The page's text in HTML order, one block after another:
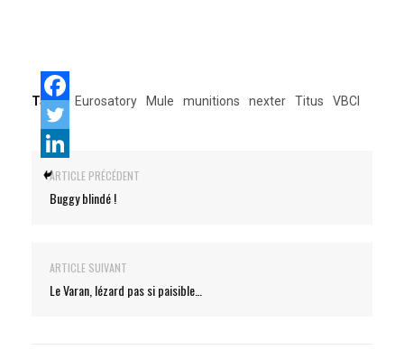
Tags: Eurosatory Mule munitions nexter Titus VBCI
ARTICLE PRÉCÉDENT
Buggy blindé !
ARTICLE SUIVANT
Le Varan, lézard pas si paisible…